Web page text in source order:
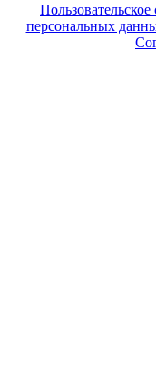
персональных